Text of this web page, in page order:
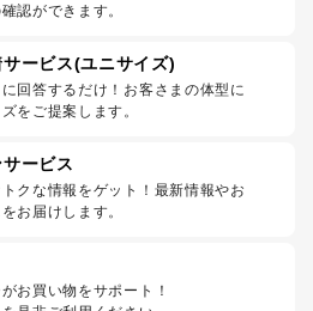
認ができます。
ービス(ユニサイズ)
回答するだけ！お客さまの体型に
をご提案します。
ービス
クな情報をゲット！最新情報やお
お届けします。
お買い物をサポート！